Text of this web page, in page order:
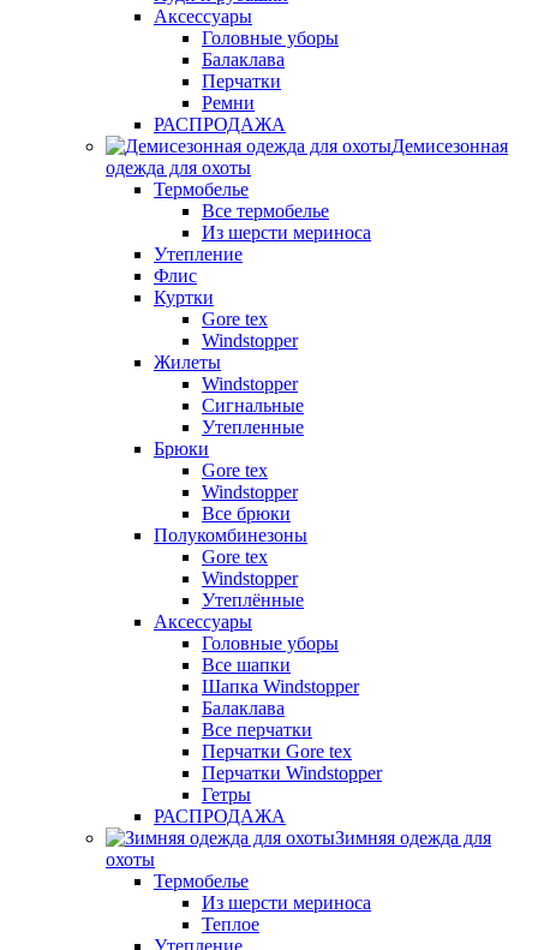
Аксессуары
Головные уборы
Балаклава
Перчатки
Ремни
РАСПРОДАЖА
Демисезонная
одежда для охоты
Термобелье
Все термобелье
Из шерсти мериноса
Утепление
Флис
Куртки
Gore tex
Windstopper
Жилеты
Windstopper
Сигнальные
Утепленные
Брюки
Gore tex
Windstopper
Все брюки
Полукомбинезоны
Gore tex
Windstopper
Утеплённые
Аксессуары
Головные уборы
Все шапки
Шапка Windstopper
Балаклава
Все перчатки
Перчатки Gore tex
Перчатки Windstopper
Гетры
РАСПРОДАЖА
Зимняя одежда для
охоты
Термобелье
Из шерсти мериноса
Теплое
Утепление